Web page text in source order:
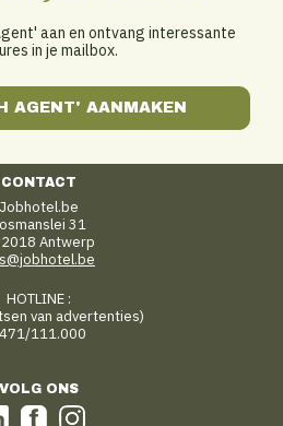
aan en ontvang interessante
in je mailbox.
AGENT' AANMAKEN
CONTACT
Jobhotel.be
31
Antwerp
HOTLINE :
van advertenties)
111.000
VOLG ONS